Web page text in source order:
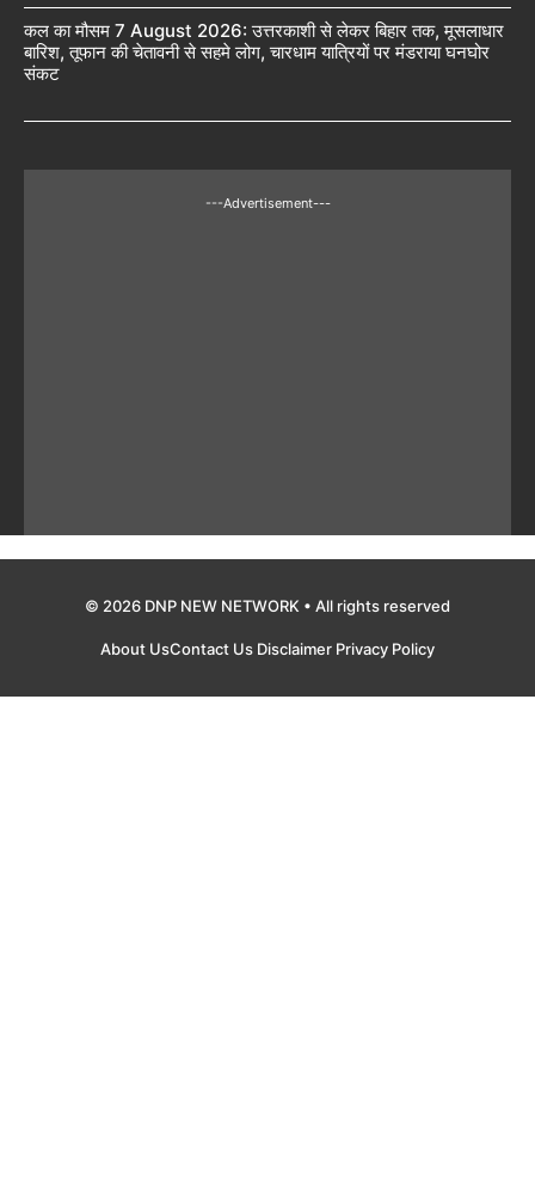
कल का मौसम 7 August 2026: उत्तरकाशी से लेकर बिहार तक, मूसलाधार
बारिश, तूफान की चेतावनी से सहमे लोग, चारधाम यात्रियों पर मंडराया घनघोर
संकट
---Advertisement---
© 2026 DNP NEW NETWORK • All rights reserved
About UsContact Us Disclaimer Privacy Policy